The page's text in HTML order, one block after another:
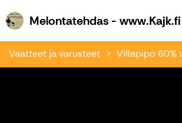
Melontatehdas - www.Kajk.fi
Vaatteet ja varusteet Villapipo 60%